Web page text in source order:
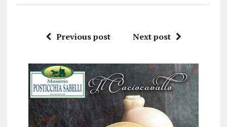
Previous post Next post